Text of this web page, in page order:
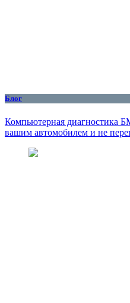
Блог
Компьютерная диагностика
вашим автомобилем и не